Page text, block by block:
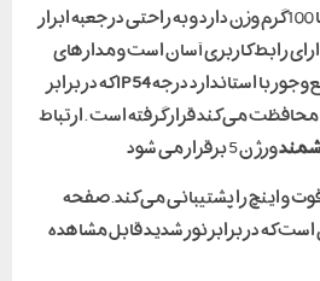
متر لیزری لایکا D5 NEW تنها 100 گرم وزن دارد و به راحتی در جعبه ابزار
رابط کاربری آسان است و مدارهای
با استاندارد درجهIP54که در برابر
محافظت می کند قرار گرفته است .ارتباط
ورژن 5 برقرار می شود
و اینچ را پشتیبانی می کند.صفحه
که در برابر نور شدید قابل مشاهده